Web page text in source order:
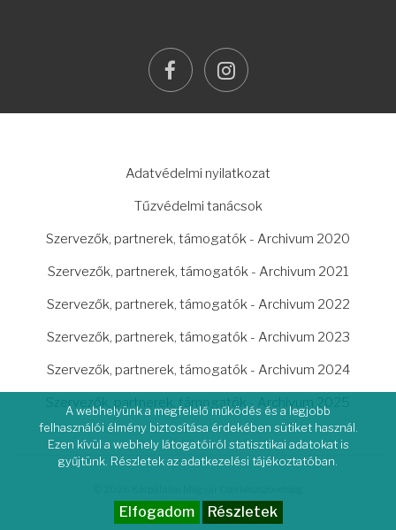
facebookinstagram
Adatvédelmi nyilatkozat
Tűzvédelmi tanácsok
Szervezők, partnerek, támogatók - Archivum 2020
Szervezők, partnerek, támogatók - Archivum 2021
Szervezők, partnerek, támogatók - Archivum 2022
Szervezők, partnerek, támogatók - Archivum 2023
Szervezők, partnerek, támogatók - Archivum 2024
Szervezők, partnerek, támogatók - Archivum 2025
A webhelyünk a megfelelő működés és a legjobb
felhasználói élmény biztosítása érdekében sütiket használ.
Ezen kívül a webhely látogatóiról statisztikai adatokat is
gyűjtünk. Részletek az adatkezelési tájékoztatóban.
Elfogadom Részletek